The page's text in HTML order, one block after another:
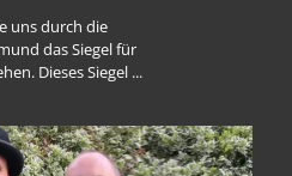
uns durch die
das Siegel für
Dieses Siegel ...